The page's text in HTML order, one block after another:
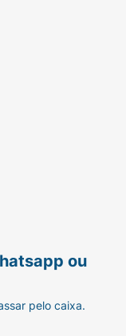
ou
pelo caixa.